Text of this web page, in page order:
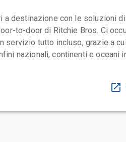
a destinazione con le soluzioni
to-door di Ritchie Bros. Ci
servizio tutto incluso, grazie a
nazionali, continenti e oceani